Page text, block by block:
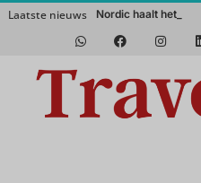
Laatste nieuws Nordic haalt het